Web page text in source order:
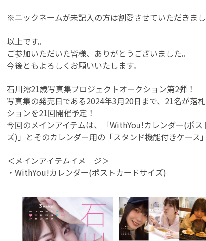
※ニックネームが未記入の方は割愛させていただきまし
以上です。
ご参加いただいた皆様、ありがとうございました。
今後ともよろしくお願いいたします。
石川澪21歳写真集プロジェクトオークション第2弾！
写真集の発売日である2024年3月20日まで、21名が落
ションを21回開催予定！
今回のメインアイテムは、「WithYou!カレンダー(ポス
ズ)」とそのカレンダー用の「スタンド機能付きケース
＜メインアイテムイメージ＞
・WithYou!カレンダー(ポストカードサイズ)